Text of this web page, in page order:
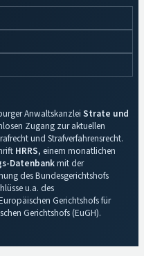
Anwaltskanzlei Strate und
Zugang zur aktuellen
und Strafverfahrensrecht.
HRRS, einem monatlichen
Datenbankmit der
des Bundesgerichtshofs
u.a. des
Gerichtshofs für
Gerichtshofs (EuGH).